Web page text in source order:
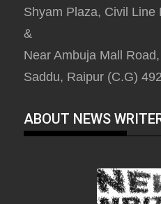
Shyam Plaza, Civil Line
&
Near Ambuja Mall Road,
Saddu, Raipur (C.G)
ABOUT NEWS